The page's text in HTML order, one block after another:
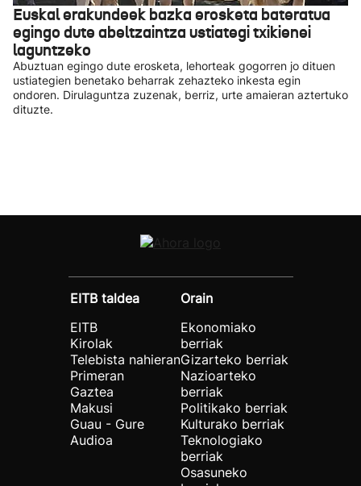
Euskal erakundeek bazka erosketa bateratua
egingo dute abeltzaintza ustiategi txikienei
laguntzeko
Abuztuan egingo dute erosketa, lehorteak gogorren jo dituen
ustiategien benetako beharrak zehazteko inkesta egin
ondoren. Dirulaguntza zuzenak, berriz, urte amaieran aztertuko
dituzte.
EITB taldea
EITB
Kirolak
Telebista nahieran
Primeran
Gaztea
Makusi
Guau - Gure
Audioa
Orain
Ekonomiako
berriak
Gizarteko berriak
Nazioarteko
berriak
Politikako berriak
Kulturako berriak
Teknologiako
berriak
Osasuneko